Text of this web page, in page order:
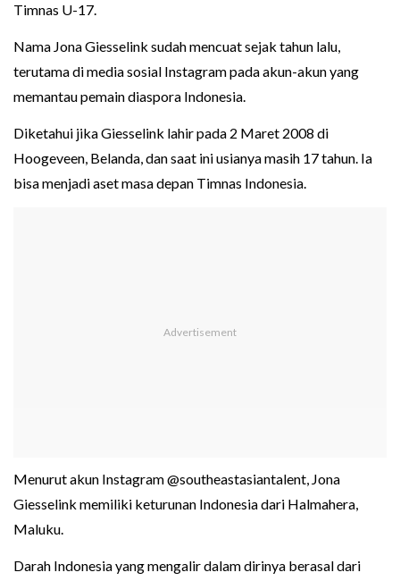
Timnas U-17.
Nama Jona Giesselink sudah mencuat sejak tahun lalu,
terutama di media sosial Instagram pada akun-akun yang
memantau pemain diaspora Indonesia.
Diketahui jika Giesselink lahir pada 2 Maret 2008 di
Hoogeveen, Belanda, dan saat ini usianya masih 17 tahun. Ia
bisa menjadi aset masa depan Timnas Indonesia.
Menurut akun Instagram @southeastasiantalent, Jona
Giesselink memiliki keturunan Indonesia dari Halmahera,
Maluku.
Darah Indonesia yang mengalir dalam dirinya berasal dari